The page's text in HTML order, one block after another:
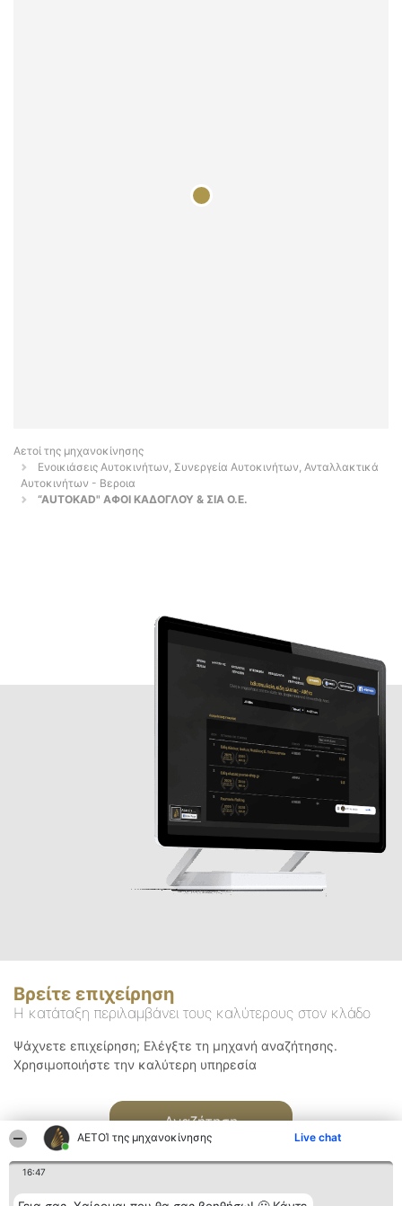
ΑΕΤΟΊ της μηχανοκίνησης Live chat
16:47
Αετοί της μηχανοκίνησης
Ενοικιάσεις Αυτοκινήτων, Συνεργεία Αυτοκινήτων, Ανταλλακτικά
Αυτοκινήτων - Βεροια
“AUTOKAD" ΑΦΟΙ ΚΑΔΟΓΛΟΥ & ΣΙΑ Ο.Ε.
Βρείτε επιχείρηση
Η κατάταξη περιλαμβάνει τους καλύτερους στον κλάδο
Ψάχνετε επιχείρηση; Ελέγξτε τη μηχανή αναζήτησης.
Χρησιμοποιήστε την καλύτερη υπηρεσία
Αναζήτηση